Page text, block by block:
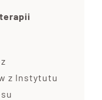
z Instytutu